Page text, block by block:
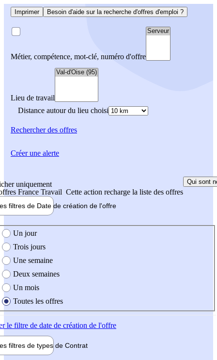
Imprimer Besoin d'aide sur la recherche d'offres d'emploi ?
Métier, compétence, mot-clé, numéro d'offre
Lieu de travail
Distance autour du lieu choisi
Rechercherdes offres
uniquement
France Travail Cette action recharge la liste des offres
Qui sont
filtres de Date de création de l'offre
création de l'offre
Un jour
Trois jours
Une semaine
Deux semaines
Un mois
Toutes les offres
le filtre de date de création de l'offre
filtres de types de Contrat
Créer une alerte